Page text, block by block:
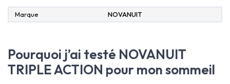
Marque ‎NOVANUIT
Pourquoi j’ai testé NOVANUIT
TRIPLE ACTION pour mon sommeil